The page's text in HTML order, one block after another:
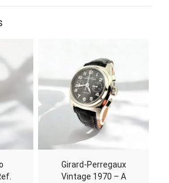
Girard-Perregaux
Vintage 1970 – A